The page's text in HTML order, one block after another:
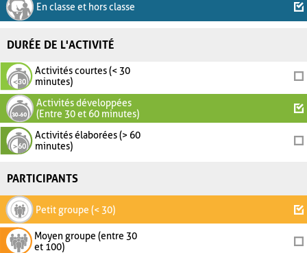
En classe et hors classe
DURÉE DE L'ACTIVITÉ
Activités courtes (< 30
minutes)
Activités développées
(Entre 30 et 60 minutes)
Activités élaborées (> 60
minutes)
PARTICIPANTS
Petit groupe (< 30)
Moyen groupe (entre 30
et 100)